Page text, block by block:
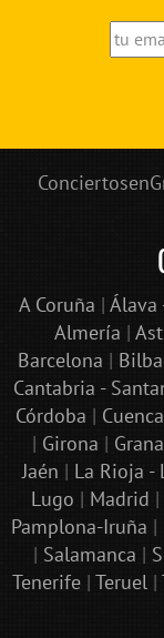
A Coruña | Álava
Almería |
Barcelona |
Cantabria -
Córdoba | Cuenca
| Girona |
Jaén | La Rioja -
Lugo | Madrid |
Pamplona-Iruña |
| Salamanca |
Tenerife| Teruel|